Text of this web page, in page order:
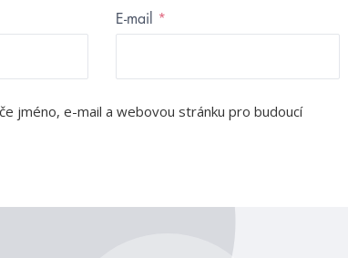
E-mail *
jméno, e-mail a webovou stránku pro budoucí